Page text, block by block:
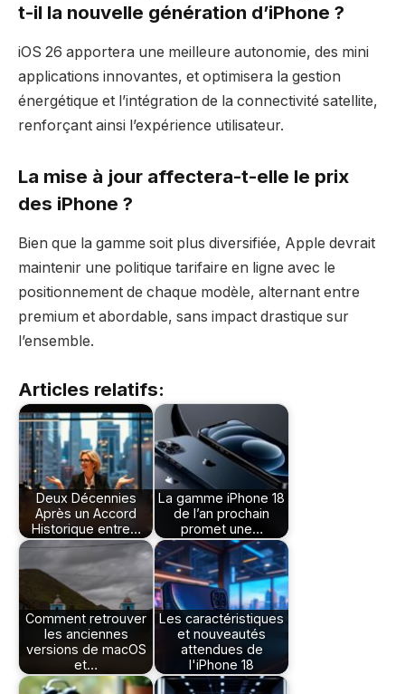
t-il la nouvelle génération d’iPhone ?
iOS 26 apportera une meilleure autonomie, des mini
applications innovantes, et optimisera la gestion
énergétique et l’intégration de la connectivité satellite,
renforçant ainsi l’expérience utilisateur.
La mise à jour affectera-t-elle le prix
des iPhone ?
Bien que la gamme soit plus diversifiée, Apple devrait
maintenir une politique tarifaire en ligne avec le
positionnement de chaque modèle, alternant entre
premium et abordable, sans impact drastique sur
l’ensemble.
Articles relatifs:
Deux Décennies
Après un Accord
Historique entre…
La gamme iPhone 18
de l’an prochain
promet une…
Comment retrouver
les anciennes
versions de macOS
et…
Les caractéristiques
et nouveautés
attendues de
l'iPhone 18